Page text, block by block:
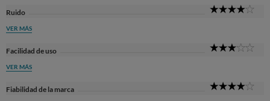
Ruido
VER MÁS
Facilidad de uso
VER MÁS
Fiabilidad de la marca